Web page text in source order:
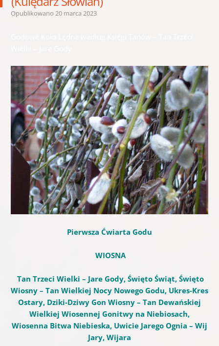
Opublikowano 20 marca 2023
Pierwsza Ćwiarta Godu
WIOSNA
Tan Trzeci Wielki – Jare Gody, Święto Świąt, Święto
Wiosny – Tan Wielkiej Nocy Nowego Godu, Ukres-Kres
Ostary, Dziki-Dziwy Gon Wiosny – Tan Dewańskiej
Wielkiej Wiosennej Gonitwy na Niebiosach,
Wiosenna Bitwa Niebieska, Uwicie Jarego Ognia – Wij
Jary, Wijara